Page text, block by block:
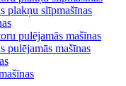
plakņu slīpmašīnas
pulējamās mašīnas
pulējamās mašīnas